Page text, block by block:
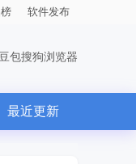
软件发布
豆包搜狗浏览器
最近更新